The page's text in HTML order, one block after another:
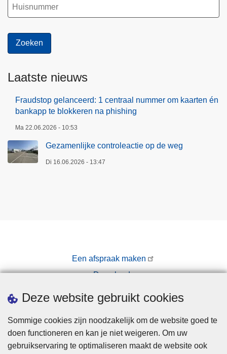
Deze website gebruikt cookies
Sommige cookies zijn noodzakelijk om de website goed te
doen functioneren en kan je niet weigeren. Om uw
gebruikservaring te optimaliseren maakt de website ook
Laatste nieuws
Fraudstop gelanceerd: 1 centraal nummer om kaarten én
bankapp te blokkeren na phishing
Ma 22.06.2026 - 10:53
Gezamenlijke controleactie op de weg
Di 16.06.2026 - 13:47
Een afspraak maken
Downloads